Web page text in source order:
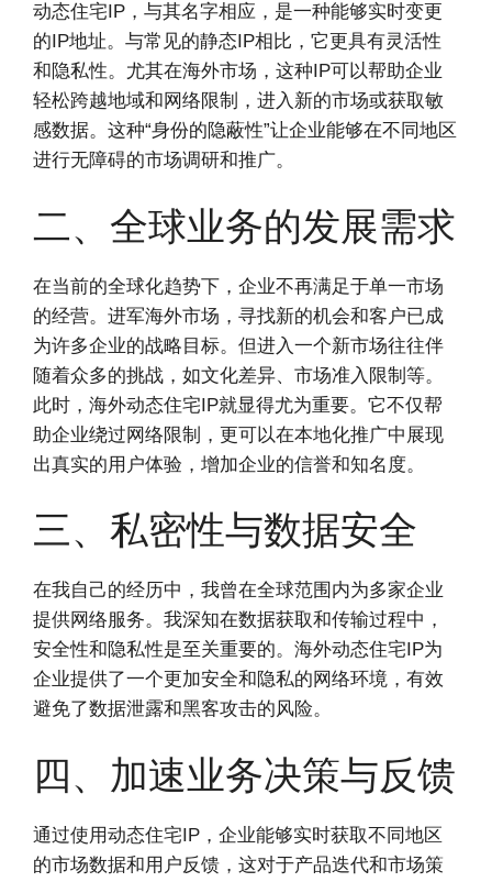
动态住宅IP，与其名字相应，是一种能够实时变更
的IP地址。与常见的静态IP相比，它更具有灵活性
和隐私性。尤其在海外市场，这种IP可以帮助企业
轻松跨越地域和网络限制，进入新的市场或获取敏
感数据。这种“身份的隐蔽性”让企业能够在不同地区
进行无障碍的市场调研和推广。
二、全球业务的发展需求
在当前的全球化趋势下，企业不再满足于单一市场
的经营。进军海外市场，寻找新的机会和客户已成
为许多企业的战略目标。但进入一个新市场往往伴
随着众多的挑战，如文化差异、市场准入限制等。
此时，海外动态住宅IP就显得尤为重要。它不仅帮
助企业绕过网络限制，更可以在本地化推广中展现
出真实的用户体验，增加企业的信誉和知名度。
三、私密性与数据安全
在我自己的经历中，我曾在全球范围内为多家企业
提供网络服务。我深知在数据获取和传输过程中，
安全性和隐私性是至关重要的。海外动态住宅IP为
企业提供了一个更加安全和隐私的网络环境，有效
避免了数据泄露和黑客攻击的风险。
四、加速业务决策与反馈
通过使用动态住宅IP，企业能够实时获取不同地区
的市场数据和用户反馈，这对于产品迭代和市场策